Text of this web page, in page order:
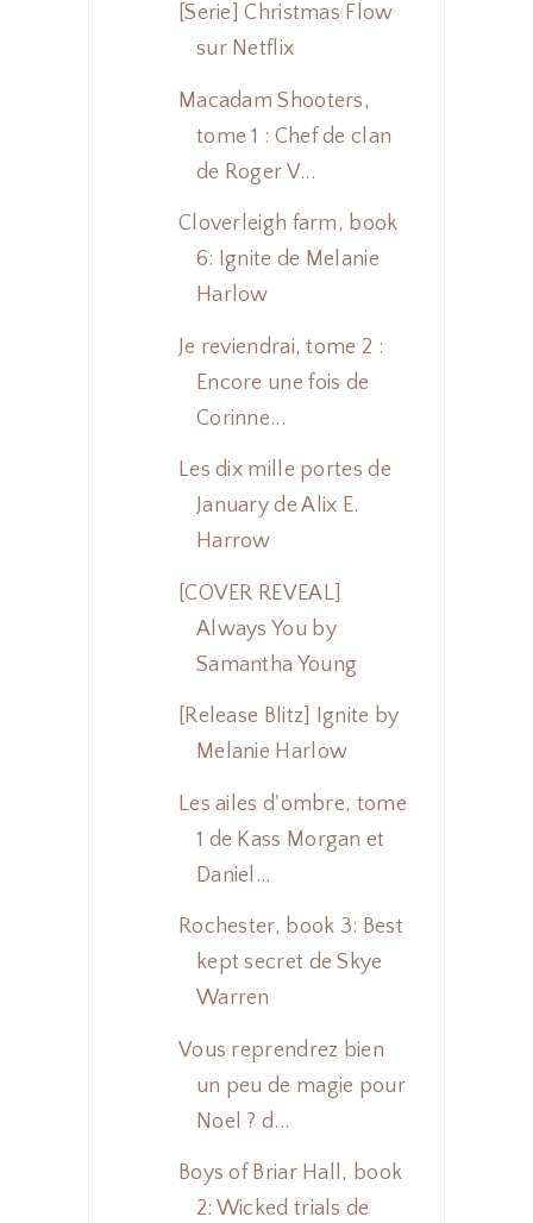
[Serie] Christmas Flow
sur Netflix
Macadam Shooters,
tome 1 : Chef de clan
de Roger V...
Cloverleigh farm, book
6: Ignite de Melanie
Harlow
Je reviendrai, tome 2 :
Encore une fois de
Corinne...
Les dix mille portes de
January de Alix E.
Harrow
[COVER REVEAL]
Always You by
Samantha Young
[Release Blitz] Ignite by
Melanie Harlow
Les ailes d'ombre, tome
1 de Kass Morgan et
Daniel...
Rochester, book 3: Best
kept secret de Skye
Warren
Vous reprendrez bien
un peu de magie pour
Noel ? d...
Boys of Briar Hall, book
2: Wicked trials de